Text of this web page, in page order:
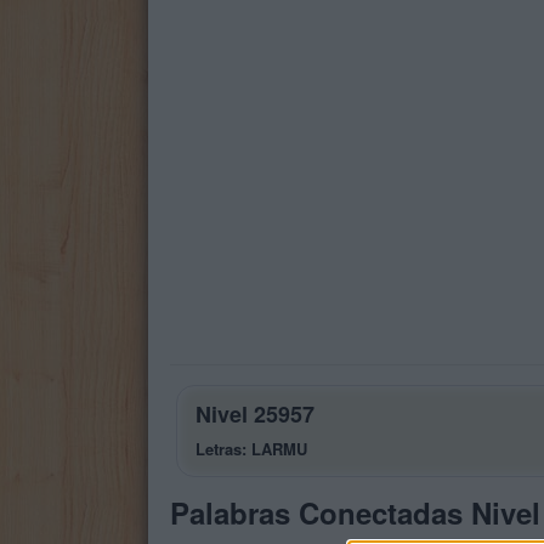
Nivel 25957
Letras: LARMU
Palabras Conectadas